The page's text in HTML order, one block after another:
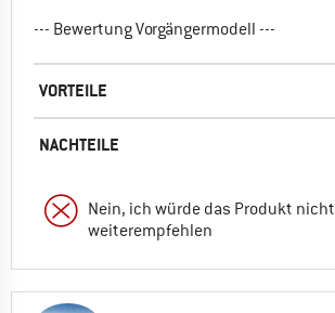
--- Bewertung Vorgängermodell ---
VORTEILE
NACHTEILE
Nein, ich würde das Produkt nicht
weiterempfehlen